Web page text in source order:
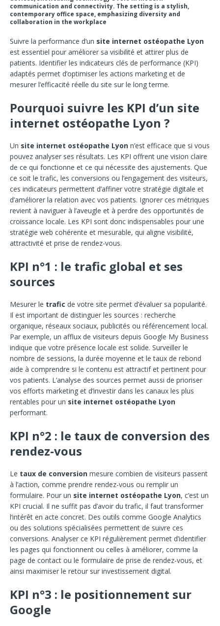
communication and connectivity. The setting is a stylish,
contemporary office space, emphasizing diversity and
collaboration in the workplace
Suivre la performance d’un site internet ostéopathe Lyon
est essentiel pour améliorer sa visibilité et attirer plus de
patients. Identifier les indicateurs clés de performance (KPI)
adaptés permet d’optimiser les actions marketing et de
mesurer l’efficacité réelle du site sur le long terme.
Pourquoi suivre les KPI d’un site
internet ostéopathe Lyon ?
Un site internet ostéopathe Lyon n’est efficace que si vous
pouvez analyser ses résultats. Les KPI offrent une vision claire
de ce qui fonctionne et ce qui nécessite des ajustements. Que
ce soit le trafic, les conversions ou l’engagement des visiteurs,
ces indicateurs permettent d’affiner votre stratégie digitale et
d’améliorer la relation avec vos patients. Ignorer ces métriques
revient à naviguer à l’aveugle et à perdre des opportunités de
croissance locale. Les KPI sont donc indispensables pour une
stratégie web cohérente et mesurable, qui aligne visibilité,
attractivité et prise de rendez-vous.
KPI n°1 : le trafic global et ses
sources
Mesurer le trafic de votre site permet d’évaluer sa popularité.
Il est important de distinguer les sources : recherche
organique, réseaux sociaux, publicités ou référencement local.
Par exemple, un afflux de visiteurs depuis Google My Business
indique que votre présence locale est solide. Surveiller le
nombre de sessions, la durée moyenne et le taux de rebond
aide à comprendre si le contenu est attractif et pertinent pour
vos patients. L’analyse des sources permet aussi de prioriser
vos efforts marketing et d’investir dans les canaux les plus
rentables pour un site internet ostéopathe Lyon
performant.
KPI n°2 : le taux de conversion des
rendez-vous
Le taux de conversion mesure combien de visiteurs passent
à l’action, comme prendre rendez-vous ou remplir un
formulaire. Pour un site internet ostéopathe Lyon, c’est un
KPI crucial. Il ne suffit pas d’avoir du trafic, il faut transformer
l’intérêt en acte concret. Des outils comme Google Analytics
ou des solutions spécialisées permettent de suivre ces
conversions. Analyser ce KPI régulièrement permet d’identifier
les pages qui fonctionnent ou celles à améliorer, comme la
page de contact ou le formulaire de prise de rendez-vous, et
ainsi maximiser le retour sur investissement digital.
KPI n°3 : le positionnement sur
Google